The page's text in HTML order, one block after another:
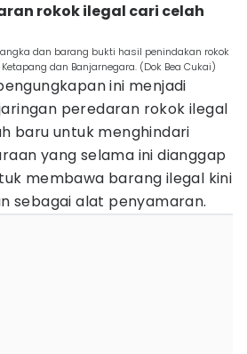
rokok ilegal cari celah
dan barang bukti hasil penindakan rokok
dan Banjarnegara. (Dok Bea Cukai)
ini menjadi
peredaran rokok ilegal
baru untuk menghindari
yang selama ini dianggap
membawa barang ilegal kini
sebagai alat penyamaran.